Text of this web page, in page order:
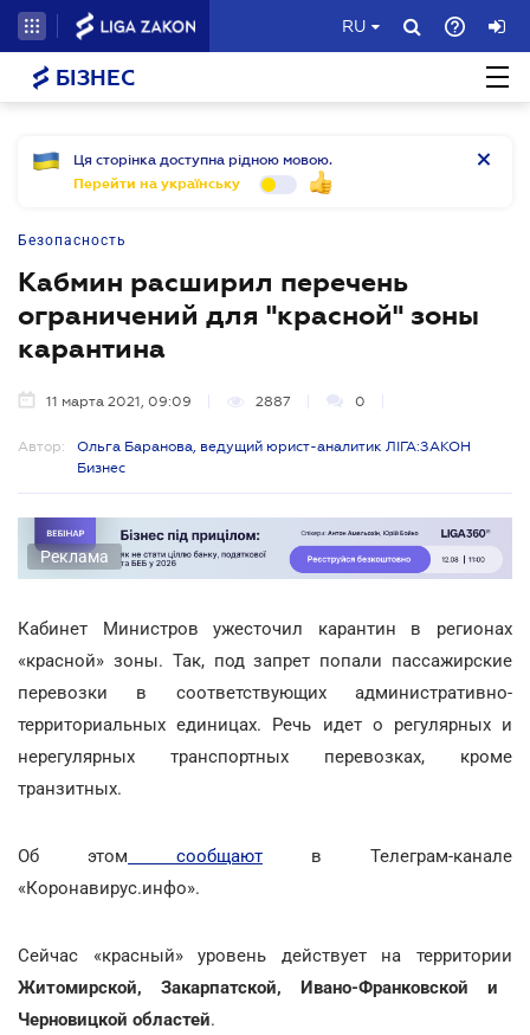
RU
БІЗНЕС
Ця сторінка доступна рідною мовою.
Перейти на українську
Безопасность
Кабмин расширил перечень
ограничений для "красной" зоны
карантина
11 марта 2021, 09:09 2887 0
Автор:
Ольга Баранова, ведущий юрист-аналитик ЛІГА:ЗАКОН
Бизнес
Реклама
Кабинет Министров ужесточил карантин в регионах
«красной» зоны. Так, под запрет попали пассажирские
перевозки в соответствующих административно-
территориальных единицах. Речь идет о регулярных и
нерегулярных транспортных перевозках, кроме
транзитных.
Об этом сообщают в Телеграм-канале
«Коронавирус.инфо».
Сейчас «красный» уровень действует на территории
Житомирской, Закарпатской, Ивано-Франковской и
Черновицкой областей.